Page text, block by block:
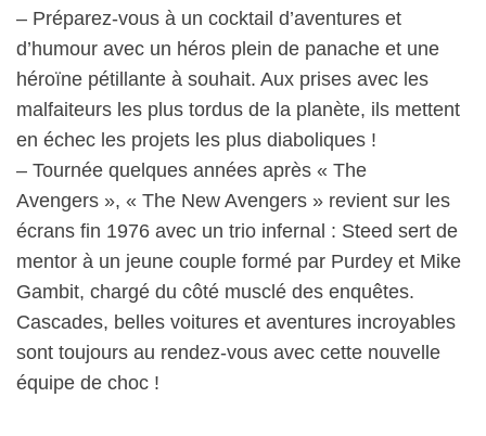
– Préparez-vous à un cocktail d’aventures et
d’humour avec un héros plein de panache et une
héroïne pétillante à souhait. Aux prises avec les
malfaiteurs les plus tordus de la planète, ils mettent
en échec les projets les plus diaboliques !
– Tournée quelques années après « The
Avengers », « The New Avengers » revient sur les
écrans fin 1976 avec un trio infernal : Steed sert de
mentor à un jeune couple formé par Purdey et Mike
Gambit, chargé du côté musclé des enquêtes.
Cascades, belles voitures et aventures incroyables
sont toujours au rendez-vous avec cette nouvelle
équipe de choc !